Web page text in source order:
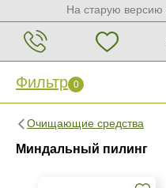
На старую версию
Фильтр 0
Очищающие средства
Миндальный пилинг
Фильтр 0